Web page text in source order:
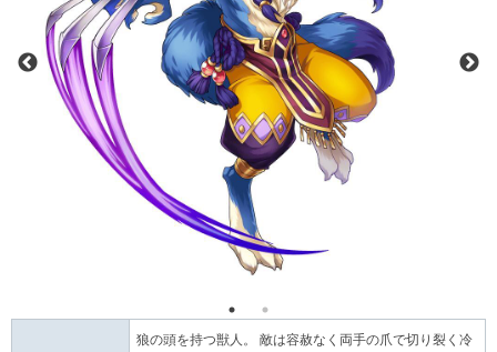
狼の頭を持つ獣人。 敵は容赦なく両手の爪で切り裂く冷